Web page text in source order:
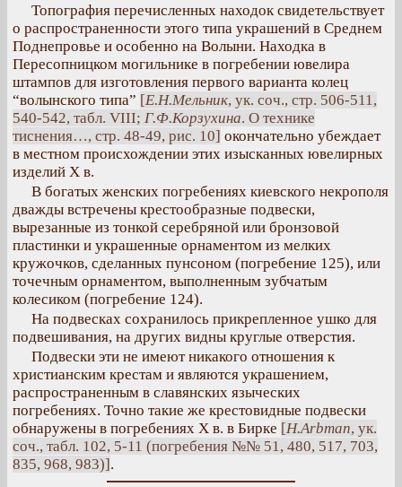
Топография перечисленных находок свидетельствует
о распространенности этого типа украшений в Среднем
Поднепровье и особенно на Волыни. Находка в
Пересопницком могильнике в погребении ювелира
штампов для изготовления первого варианта колец
“волынского типа” [Е.Н.Мельник, ук. соч., стр. 506-511,
540-542, табл. VIII; Г.Ф.Корзухина. О технике
тиснения…, стр. 48-49, рис. 10] окончательно убеждает
в местном происхождении этих изысканных ювелирных
изделий Х в.
В богатых женских погребениях киевского некрополя
дважды встречены крестообразные подвески,
вырезанные из тонкой серебряной или бронзовой
пластинки и украшенные орнаментом из мелких
кружочков, сделанных пунсоном (погребение 125), или
точечным орнаментом, выполненным зубчатым
колесиком (погребение 124).
На подвесках сохранилось прикрепленное ушко для
подвешивания, на других видны круглые отверстия.
Подвески эти не имеют никакого отношения к
христианским крестам и являются украшением,
распространенным в славянских языческих
погребениях. Точно такие же крестовидные подвески
обнаружены в погребениях Х в. в Бирке [Н.Аrbman, ук.
соч., табл. 102, 5-11 (погребения №№ 51, 480, 517, 703,
835, 968, 983)].